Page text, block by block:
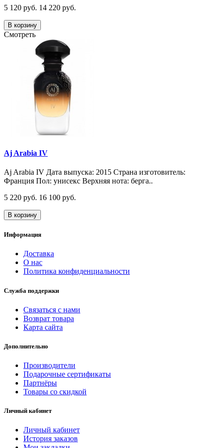
5 120 руб. 14 220 руб.
В корзину
Смотреть
Aj Arabia IV
Aj Arabia IV Дата выпуска: 2015 Страна изготовитель:
Франция Пол: унисекс Верхняя нота: берга..
5 220 руб. 16 100 руб.
В корзину
Информация
Доставка
О нас
Политика конфиденциальности
Служба поддержки
Связаться с нами
Возврат товара
Карта сайта
Дополнительно
Производители
Подарочные сертификаты
Партнёры
Товары со скидкой
Личный кабинет
Личный кабинет
История заказов